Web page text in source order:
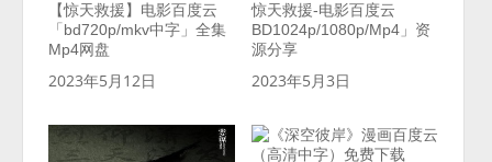
【惊天救援】电影百度云
「bd720p/mkv中字」全集
Mp4网盘
2023年5月12日
惊天救援-电影百度云
BD1024p/1080p/Mp4」资
源分享
2023年5月3日